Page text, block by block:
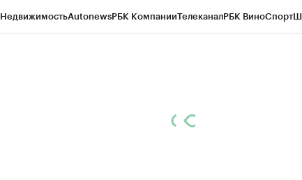
НедвижимостьAutonewsРБК КомпанииТелеканалРБК ВиноСпорт